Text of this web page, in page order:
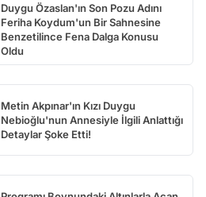
Duygu Özaslan'ın Son Pozu Adını
Feriha Koydum'un Bir Sahnesine
Benzetilince Fena Dalga Konusu
Oldu
Metin Akpınar'ın Kızı Duygu
Nebioğlu'nun Annesiyle İlgili Anlattığı
Detaylar Şoke Etti!